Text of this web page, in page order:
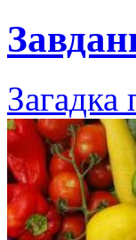
Загадка